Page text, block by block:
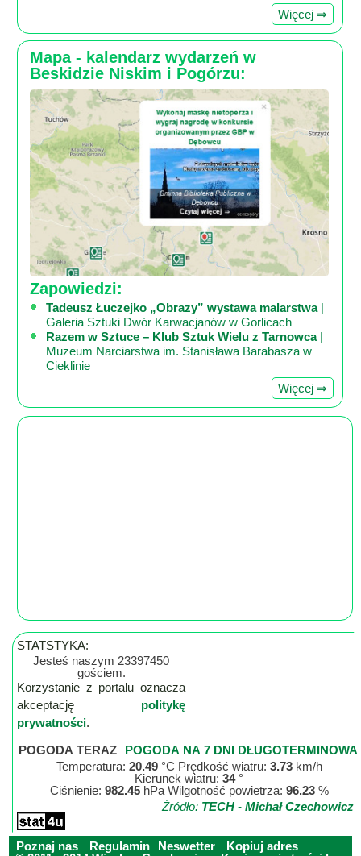
Więcej ⇒
Mapa - kalendarz wydarzeń w
Beskidzie Niskim i Pogórzu:
Zapowiedzi:
Tadeusz Łuczejko „Obrazy” wystawa malarstwa|
Galeria Sztuki Dwór Karwacjanów w Gorlicach
Razem w Sztuce – Klub Sztuk Wielu z Tarnowca|
Muzeum Narciarstwa im. Stanisława Barabasza w
Cieklinie
Więcej ⇒
STATSTYKA:
Jesteś naszym 23397450
gościem.
Korzystanie z portalu oznacza
akceptację politykę
prywatności.
POGODA TERAZ
POGODA NA 7 DNI DŁUGOTERMINOWA
Temperatura: 20.49°C Prędkość wiatru: 3.73km/h
Kierunek wiatru:34°
Ciśnienie: 982.45hPa Wilgotność powietrza: 96.23%
Źródło: TECH - Michał Czechowicz
Poznaj nas Regulamin Neswetter
Kopiuj adres